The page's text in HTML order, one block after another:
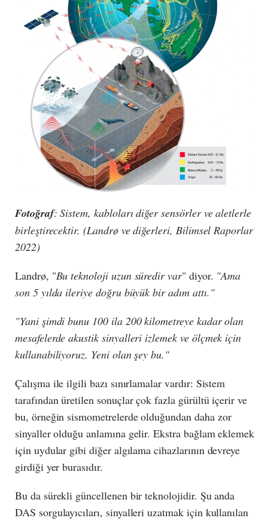
Fotoğraf: Sistem, kabloları diğer sensörler ve aletlerle
birleştirecektir. (Landrø ve diğerleri, Bilimsel Raporlar
2022)
Landrø, "Bu teknoloji uzun süredir var" diyor. "Ama
son 5 yılda ileriye doğru büyük bir adım attı."
"Yani şimdi bunu 100 ila 200 kilometreye kadar olan
mesafelerde akustik sinyalleri izlemek ve ölçmek için
kullanabiliyoruz. Yeni olan şey bu."
Çalışma ile ilgili bazı sınırlamalar vardır: Sistem
tarafından üretilen sonuçlar çok fazla gürültü içerir ve
bu, örneğin sismometrelerde olduğundan daha zor
sinyaller olduğu anlamına gelir. Ekstra bağlam eklemek
için uydular gibi diğer algılama cihazlarının devreye
girdiği yer burasıdır.
Bu da sürekli güncellenen bir teknolojidir. Şu anda
DAS sorgulayıcıları, sinyalleri uzatmak için kullanılan